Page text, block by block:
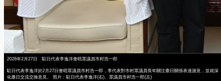
2026年2月27日 駐日代表李逸洋會晤眾議員市村浩一郎
駐日代表李逸洋於2月27日會晤眾議員市村浩一郎，李代表對市村眾議員長年關注臺日關係表達謝意，並就深
化臺日交流交換意見。 照片：駐日代表李逸洋(右)、眾議員市村浩一郎(左)